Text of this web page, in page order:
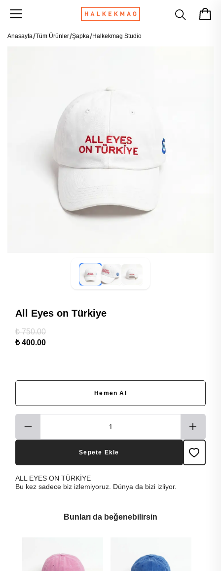
Anasayfa Tüm Ürünler Şapka Halkekmag Studio
All Eyes on Türkiye
₺ 750.00
₺ 400.00
Hemen Al
Sepete Ekle
ALL EYES ON TÜRKİYE
Bu kez sadece biz izlemiyoruz. Dünya da bizi izliyor.
Bunları da beğenebilirsin